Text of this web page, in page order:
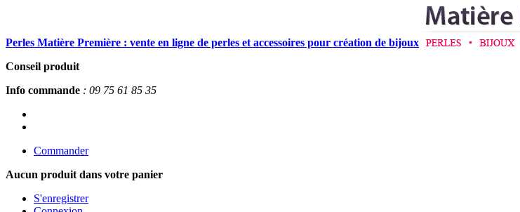
Perles Matière Première : vente en ligne de perles et accessoires pour création de bijoux
Conseil produit
Info commande : 09 75 61 85 35
Commander
Aucun produit dans votre panier
S'enregistrer